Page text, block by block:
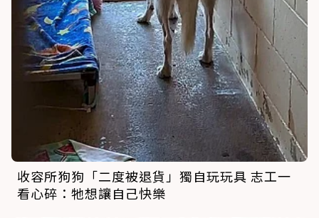
收容所狗狗「二度被退貨」獨自玩玩具 志工一
看心碎：牠想讓自己快樂